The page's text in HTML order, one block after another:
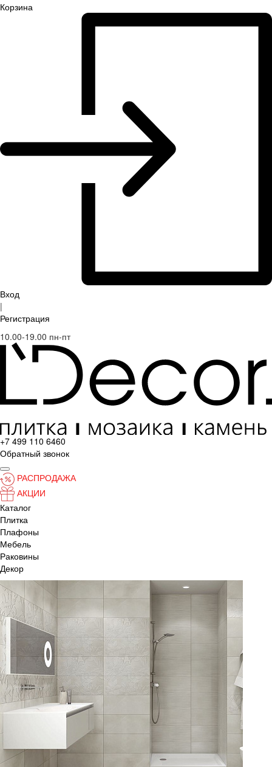
Корзина
Вход
|
Регистрация
10.00-19.00 пн-пт
+7 499 110 6460
Обратный звонок
РАСПРОДАЖА
АКЦИИ
Каталог
Плитка
Плафоны
Мебель
Раковины
Декор